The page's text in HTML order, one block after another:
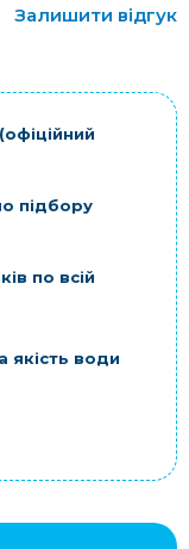
Залишити відгук
підбору
по всій
якість води